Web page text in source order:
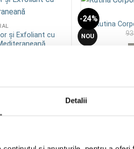
Detalii
și Exfoliant cu
-24%
NOU
Rutina